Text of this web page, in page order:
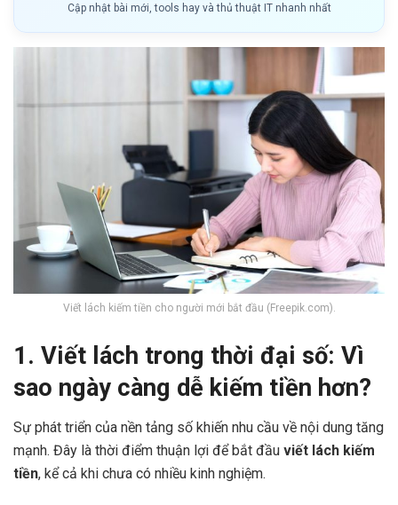
Cập nhật bài mới, tools hay và thủ thuật IT nhanh nhất
Viết lách kiếm tiền cho người mới bắt đầu (Freepik.com).
1. Viết lách trong thời đại số: Vì
sao ngày càng dễ kiếm tiền hơn?
Sự phát triển của nền tảng số khiến nhu cầu về nội dung tăng
mạnh. Đây là thời điểm thuận lợi để bắt đầu viết lách kiếm
tiền, kể cả khi chưa có nhiều kinh nghiệm.